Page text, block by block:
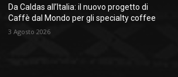
Da Caldas all’Italia: il nuovo progetto di
Caffè dal Mondo per gli specialty coffee
3 Agosto 2026